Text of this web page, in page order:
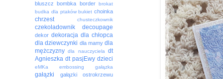
bluszcz bombka border brokat
budka dla ptaków bukiet choinka
chrzest chusteczkownik
czekoladownik decoupage
dekor dekoracja dla chłopca
dla dziewczynki dla mamy dla
mężczyzny dla nauczyciela dt
Agnieszka dt pasjEwy dzieci
eMKa embossing gałązka
gałązki gałązki ostrokrzewu